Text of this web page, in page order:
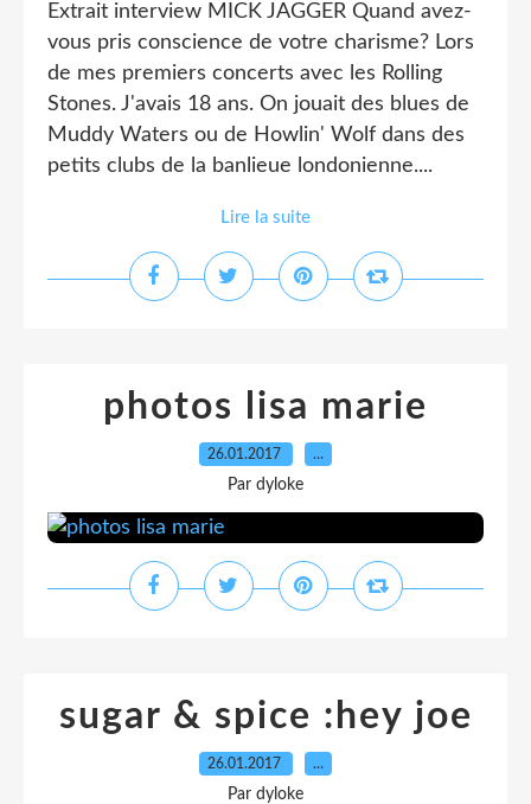
Extrait interview MICK JAGGER Quand avez-
vous pris conscience de votre charisme? Lors
de mes premiers concerts avec les Rolling
Stones. J'avais 18 ans. On jouait des blues de
Muddy Waters ou de Howlin' Wolf dans des
petits clubs de la banlieue londonienne....
Lire la suite
photos lisa marie
26.01.2017 …
Par dyloke
sugar & spice :hey joe
26.01.2017 …
Par dyloke